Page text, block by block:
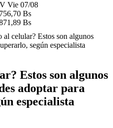
Vie 07/08
756,70 Bs
Bs
al celular? Estos son algunos
según especialista
Estos son algunos
adoptar para
especialista